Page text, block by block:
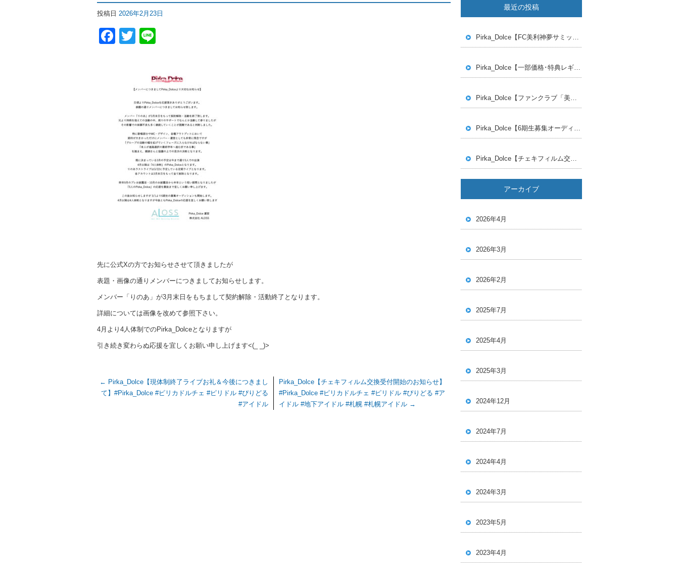
投稿日 2026年2月23日
Facebook
Twitter
先に公式Xの方でお知らせさせて頂きましたが
表題・画像の通りメンバーにつきましてお知らせします。
メンバー「りのあ」が3月末日をもちまして契約解除・活動終了となります。
詳細については画像を改めて参照下さい。
4月より4人体制でのPirka_Dolceとなりますが
引き続き変わらぬ応援を宜しくお願い申し上げます<(_ _)>
← Pirka_Dolce【現体制終了ライブお礼＆今後につきまし
て】#Pirka_Dolce #ピリカドルチェ #ピリドル #ぴりどる
#アイドル
Pirka_Dolce【チェキフィルム交換受付開始のお知らせ】
#Pirka_Dolce #ピリカドルチェ #ピリドル #ぴりどる #ア
イドル #地下アイドル #札幌 #札幌アイドル →
最近の投稿
Pirka_Dolce【FC美利神夢サミット開催のご案内】#Pirka_Dolce #ピリカドルチェ #ピリドル #ぴりどる #アイドル #地下アイドル #札幌 #札幌アイドル
Pirka_Dolce【一部価格･特典レギュレーション変更のお知らせ】#Pirka_Dolce #ピリカドルチェ #ピリドル #ぴりどる #アイドル #地下アイドル #札幌 #札幌アイドル
Pirka_Dolce【ファンクラブ「美利神夢」開設・プロジェクトのお知らせ】 #Pirka_Dolce #ピリカドルチェ #ファンクラブ #FC #ピリドル #ぴりどる #アイドル #地下アイドル #札幌 #札幌アイドル
Pirka_Dolce【6期生募集オーディション】開始のお知らせ #Pirka_Dolce #ピリカドルチェ #オーディション #札幌オーディション #札幌アイドルオーディション #ピリドル #ぴりどる #アイドル #地下アイドル #札幌 #札幌アイドル
Pirka_Dolce【チェキフィルム交換受付開始のお知らせ】#Pirka_Dolce #ピリカドルチェ #ピリドル #ぴりどる #アイドル #地下アイドル #札幌 #札幌アイドル
アーカイブ
2026年4月
2026年3月
2026年2月
2025年7月
2025年4月
2025年3月
2024年12月
2024年7月
2024年4月
2024年3月
2023年5月
2023年4月